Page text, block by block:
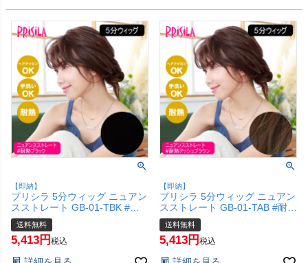
【即納】
プリシラ 5分ウィッグ ニュアン
スストレート GB-01-TBK #耐
熱ブラック 【頭頂部カバー 五
分ウィッグ 部分ウィッグ 地毛
を生かす 自然 簡単 お手軽 初心
送料無料
5,413 税込
【即納】
プリシラ 5分ウィッグ ニュアン
スストレート GB-01-TAB #耐熱
アッシュブラウン 【頭頂部カバ
ー 五分ウィッグ 部分ウィッグ
地毛を生かす 自然 簡単 お手軽
送料無料
5,413 税込